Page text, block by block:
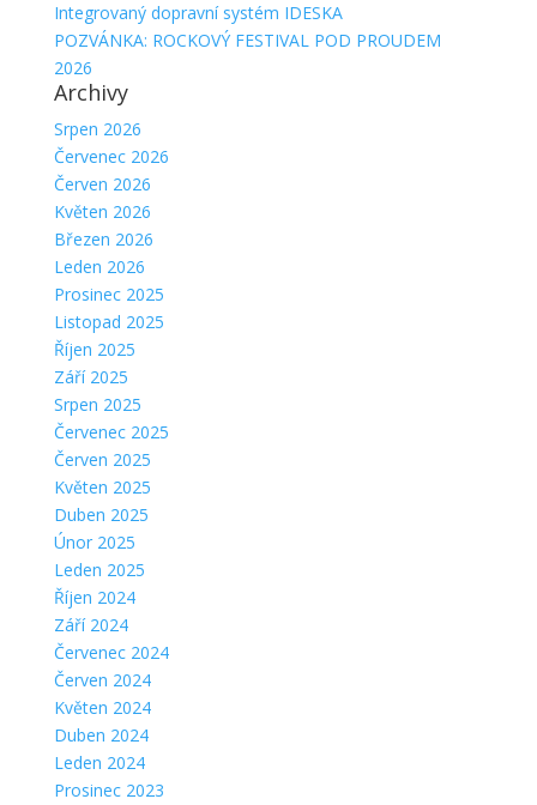
Integrovaný dopravní systém IDESKA
POZVÁNKA: ROCKOVÝ FESTIVAL POD PROUDEM
2026
Archivy
Srpen 2026
Červenec 2026
Červen 2026
Květen 2026
Březen 2026
Leden 2026
Prosinec 2025
Listopad 2025
Říjen 2025
Září 2025
Srpen 2025
Červenec 2025
Červen 2025
Květen 2025
Duben 2025
Únor 2025
Leden 2025
Říjen 2024
Září 2024
Červenec 2024
Červen 2024
Květen 2024
Duben 2024
Leden 2024
Prosinec 2023